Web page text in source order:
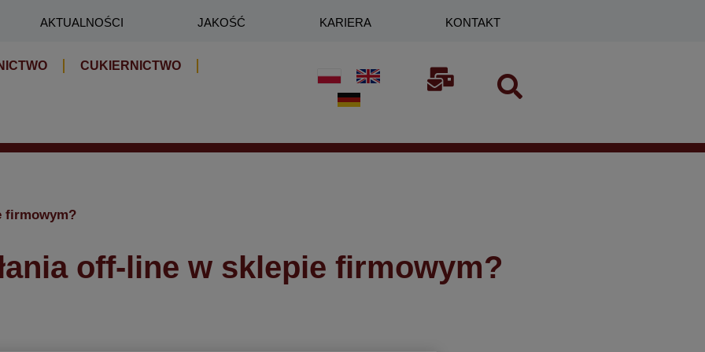
AKTUALNOŚCI JAKOŚĆ KARIERA KONTAKT
CUKIERNICTWO
firmowym?
off-line w sklepie firmowym?